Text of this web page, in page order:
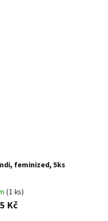
feminized, 5ks
(1 ks)
Kč